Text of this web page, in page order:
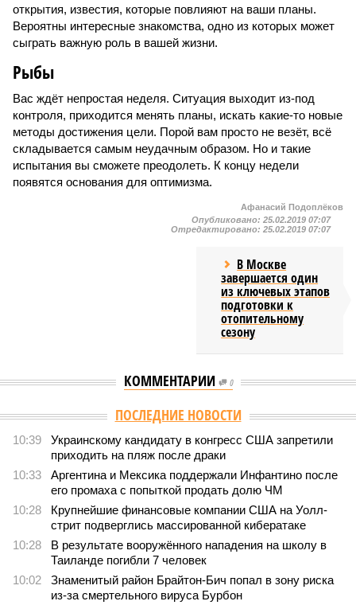
открытия, известия, которые повлияют на ваши планы.
Вероятны интересные знакомства, одно из которых может
сыграть важную роль в вашей жизни.
Рыбы
Вас ждёт непростая неделя. Ситуация выходит из-под
контроля, приходится менять планы, искать какие-то новые
методы достижения цели. Порой вам просто не везёт, всё
складывается самым неудачным образом. Но и такие
испытания вы сможете преодолеть. К концу недели
появятся основания для оптимизма.
Афанасий Подоплёков
Опубликовано: 25.02.2019 07:07
Отредактировано: 25.02.2019 07:07
В Москве
завершается один
из ключевых этапов
подготовки к
отопительному
сезону
КОММЕНТАРИИ 0
ПОСЛЕДНИЕ НОВОСТИ
10:39
Украинскому кандидату в конгресс США запретили
приходить на пляж после драки
10:33
Аргентина и Мексика поддержали Инфантино после
его промаха с попыткой продать долю ЧМ
10:28
Крупнейшие финансовые компании США на Уолл-
стрит подверглись массированной кибератаке
10:28
В результате вооружённого нападения на школу в
Таиланде погибли 7 человек
10:02
Знаменитый район Брайтон-Бич попал в зону риска
из-за смертельного вируса Бурбон